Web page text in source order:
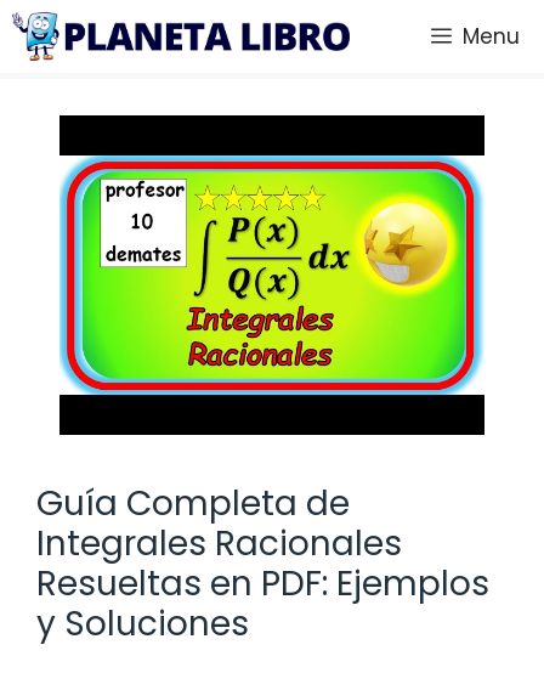
Saltar
Menu
Guía Completa de
Integrales Racionales
Resueltas en PDF: Ejemplos
y Soluciones